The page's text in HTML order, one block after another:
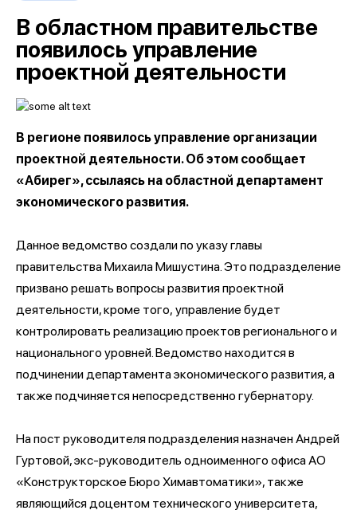
В областном правительстве
появилось управление
проектной деятельности
В регионе появилось управление организации
проектной деятельности. Об этом сообщает
«Абирег», ссылаясь на областной департамент
экономического развития.
Данное ведомство создали по указу главы
правительства Михаила Мишустина. Это подразделение
призвано решать вопросы развития проектной
деятельности, кроме того, управление будет
контролировать реализацию проектов регионального и
национального уровней. Ведомство находится в
подчинении департамента экономического развития, а
также подчиняется непосредственно губернатору.
На пост руководителя подразделения назначен Андрей
Гуртовой, экс-руководитель одноименного офиса АО
«Конструкторское Бюро Химавтоматики», также
являющийся доцентом технического университета,